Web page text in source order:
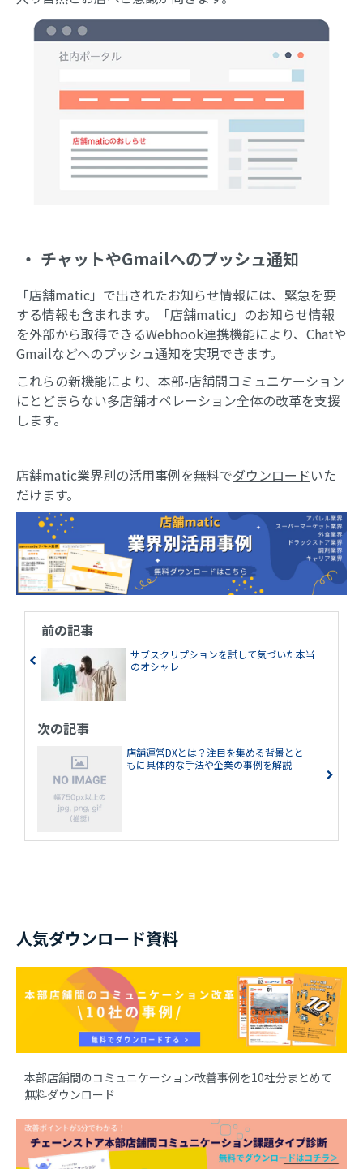
・ チャットやGmailへのプッシュ通知
「店舗matic」で出されたお知らせ情報には、緊急を要
する情報も含まれます。「店舗matic」のお知らせ情報
を外部から取得できるWebhook連携機能により、Chatや
Gmailなどへのプッシュ通知を実現できます。
これらの新機能により、本部-店舗間コミュニケーション
にとどまらない多店舗オペレーション全体の改革を支援
します。
店舗matic業界別の活用事例を無料でダウンロードいた
だけます。
前の記事
サブスクリプションを試して気づいた本当
のオシャレ
次の記事
店舗運営DXとは？注目を集める背景とと
もに具体的な手法や企業の事例を解説
人気ダウンロード資料
本部店舗間のコミュニケーション改善事例を10社分まとめて
無料ダウンロード